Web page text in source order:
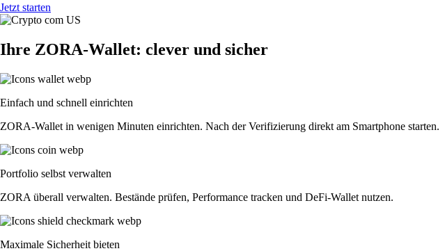
Jetzt starten
Ihre ZORA-Wallet: clever und sicher
Einfach und schnell einrichten
ZORA-Wallet in wenigen Minuten einrichten. Nach der Verifizierung direkt am Smartphone starten.
Portfolio selbst verwalten
ZORA überall verwalten. Bestände prüfen, Performance tracken und DeFi-Wallet nutzen.
Maximale Sicherheit bieten